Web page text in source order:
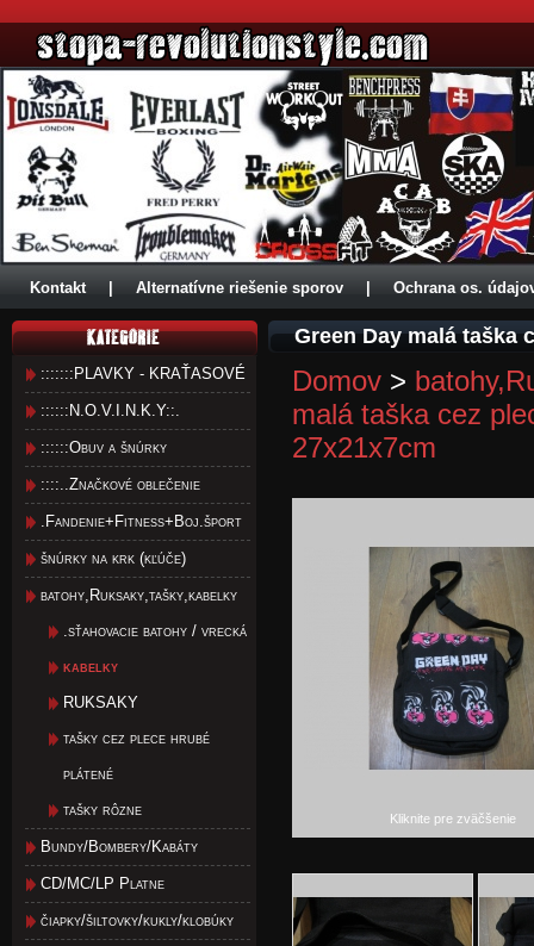
Kontakt Alternatívne riešenie sporov Ochrana os.
:::::::PLAVKY - KRAŤASOVÉ
::::::N.O.V.I.N.K.Y::.
::::::Obuv a šnúrky
::::..Značkové oblečenie
.Fandenie+Fitness+Boj.šport
šnúrky na krk (kľúče)
batohy,Ruksaky,tašky,kabelky
.sťahovacie batohy / vrecká
kabelky
RUKSAKY
tašky cez plece hrubé
plátené
tašky rôzne
Bundy/Bombery/Kabáty
CD/MC/LP Platne
čiapky/šiltovky/kukly/klobúky
Green Day malá taška
Domov >
malá taška cez
27x21x7cm
Kliknite pre zväčšenie